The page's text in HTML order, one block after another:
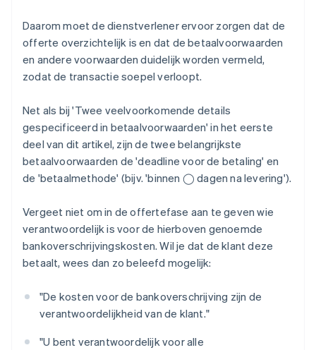
Daarom moet de dienstverlener ervoor zorgen dat de
offerte overzichtelijk is en dat de betaalvoorwaarden
en andere voorwaarden duidelijk worden vermeld,
zodat de transactie soepel verloopt.
Net als bij 'Twee veelvoorkomende details
gespecificeerd in betaalvoorwaarden' in het eerste
deel van dit artikel, zijn de twee belangrijkste
betaalvoorwaarden de 'deadline voor de betaling' en
de 'betaalmethode' (bijv. 'binnen ◯ dagen na levering').
Vergeet niet om in de offertefase aan te geven wie
verantwoordelijk is voor de hierboven genoemde
bankoverschrijvingskosten. Wil je dat de klant deze
betaalt, wees dan zo beleefd mogelijk:
"De kosten voor de bankoverschrijving zijn de
verantwoordelijkheid van de klant."
"U bent verantwoordelijk voor alle